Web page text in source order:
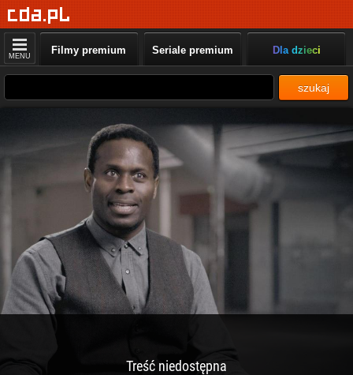
MENU Filmy premium Seriale premium Dla dzieci
szukaj
Treść niedostępna